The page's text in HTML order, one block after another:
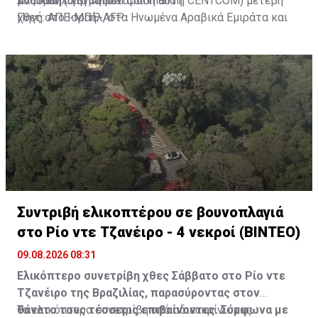
χθες στο Ισραήλ, στα Ηνωμένα Αραβικά Εμιράτα και
Πηγή: ΑΠΕ-ΜΠΕ-AFP
Συντριβή ελικοπτέρου σε βουνοπλαγιά
στο Ρίο ντε Τζανέιρο - 4 νεκροί (BINTEO)
09.08.2026 08:31
Ελικόπτερο συνετρίβη χθες Σάββατο στο Ρίο ντε
Τζανέιρο της Βραζιλίας, παρασύροντας στον
θάνατο τους τέσσερις επιβαίνοντες. Σύμφωνα με
Το ελικόπτερο συνετρίβη υπό αδιευκρίνιστες